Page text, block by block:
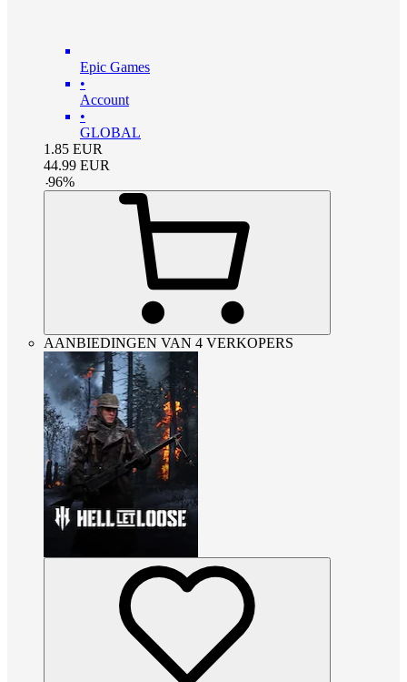
Epic Games
•
Account
•
GLOBAL
1.85 EUR
44.99 EUR
-96%
AANBIEDINGEN VAN 4 VERKOPERS